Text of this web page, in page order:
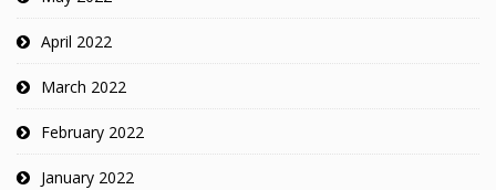
April 2022
March 2022
February 2022
January 2022